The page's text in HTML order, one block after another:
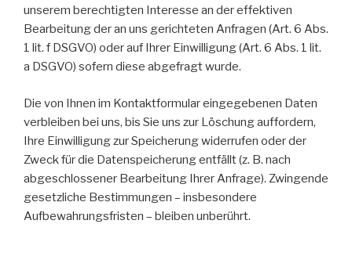
unserem berechtigten Interesse an der effektiven
Bearbeitung der an uns gerichteten Anfragen (Art. 6 Abs.
1 lit. f DSGVO) oder auf Ihrer Einwilligung (Art. 6 Abs. 1 lit.
a DSGVO) sofern diese abgefragt wurde.
Die von Ihnen im Kontaktformular eingegebenen Daten
verbleiben bei uns, bis Sie uns zur Löschung auffordern,
Ihre Einwilligung zur Speicherung widerrufen oder der
Zweck für die Datenspeicherung entfällt (z. B. nach
abgeschlossener Bearbeitung Ihrer Anfrage). Zwingende
gesetzliche Bestimmungen – insbesondere
Aufbewahrungsfristen – bleiben unberührt.